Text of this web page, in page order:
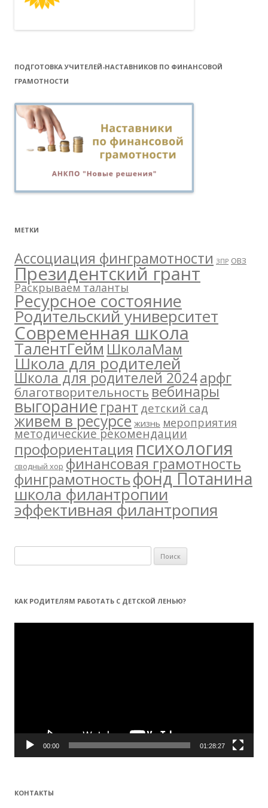
ПОДГОТОВКА УЧИТЕЛЕЙ-НАСТАВНИКОВ ПО ФИНАНСОВОЙ
ГРАМОТНОСТИ
МЕТКИ
Ассоциация финграмотности ЗПР ОВЗ
Президентский грант
Раскрываем таланты
Ресурсное состояние
Родительский университет
Современная школа
ТалентГеймШколаМам
Школа для родителей
Школа для родителей 2024арфг
благотворительностьвебинары
выгораниегрант детский сад
живем в ресурсе жизнь мероприятия
методические рекомендации
профориентация психология
сводный хор финансовая грамотность
финграмотностьфонд Потанина
школа филантропии
эффективная филантропия
а
т
:
КАК РОДИТЕЛЯМ РАБОТАТЬ С ДЕТСКОЙ ЛЕНЬЮ?
Видеоплеер
00:00 01:28:27
КОНТАКТЫ